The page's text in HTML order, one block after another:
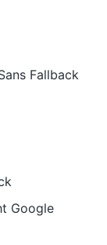
Fallback
Google